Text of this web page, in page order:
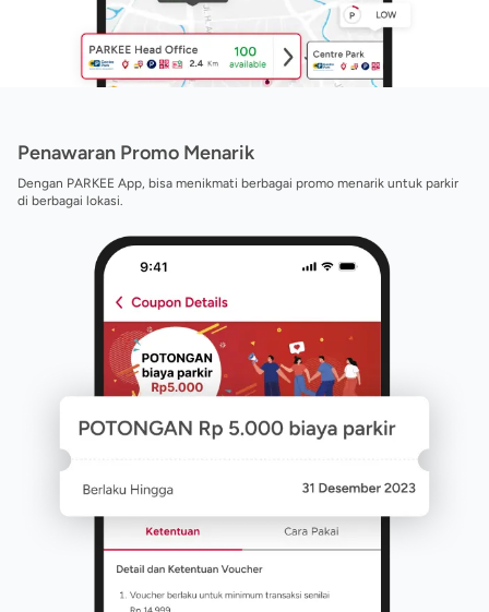
Penawaran Promo Menarik
Dengan PARKEE App, bisa menikmati berbagai promo menarik untuk parkir
di berbagai lokasi.